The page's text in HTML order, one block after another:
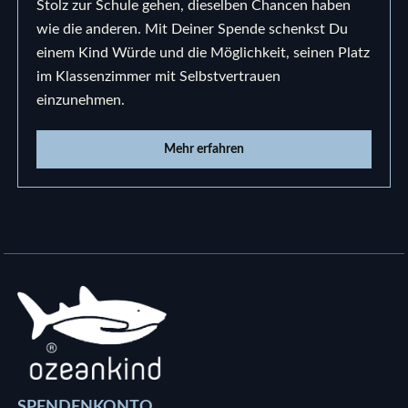
Stolz zur Schule gehen, dieselben Chancen haben
wie die anderen. Mit Deiner Spende schenkst Du
einem Kind Würde und die Möglichkeit, seinen Platz
im Klassenzimmer mit Selbstvertrauen
einzunehmen.
Mehr erfahren